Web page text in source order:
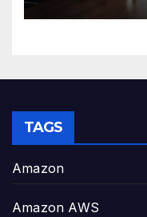
TAGS
Amazon
Amazon AWS